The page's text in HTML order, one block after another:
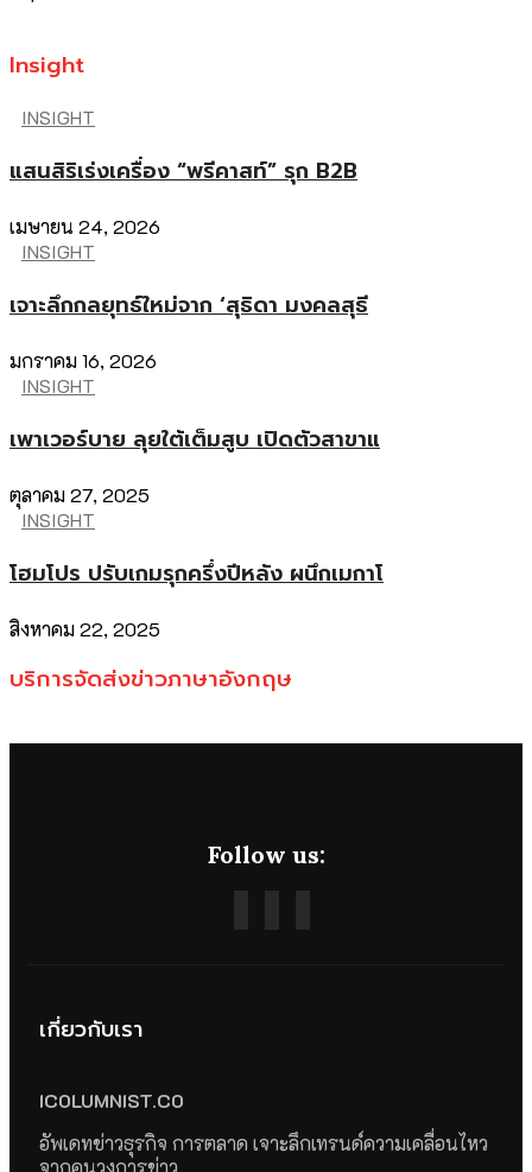
Insight
INSIGHT
แสนสิริเร่งเครื่อง “พรีคาสท์” รุก B2B
เมษายน 24, 2026
INSIGHT
เจาะลึกกลยุทธ์ใหม่จาก ‘สุธิดา มงคลสุธี
มกราคม 16, 2026
INSIGHT
เพาเวอร์บาย ลุยใต้เต็มสูบ เปิดตัวสาขาแ
ตุลาคม 27, 2025
INSIGHT
โฮมโปร ปรับเกมรุกครึ่งปีหลัง ผนึกเมกาโ
สิงหาคม 22, 2025
บริการจัดส่งข่าวภาษาอังกฤษ
Follow us:
เกี่ยวกับเรา
ICOLUMNIST.CO
อัพเดทข่าวธุรกิจ การตลาด เจาะลึกเทรนด์ความเคลื่อนไหว
จากคนวงการข่าว